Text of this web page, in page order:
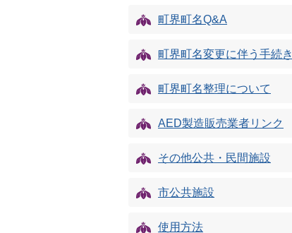
町界町名Q&A
町界町名変更に伴う手続き
町界町名整理について
AED製造販売業者リンク
その他公共・民間施設
市公共施設
使用方法